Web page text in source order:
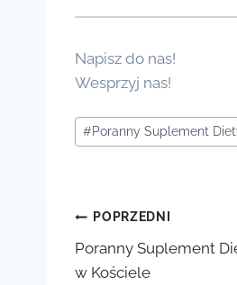
Napisz do nas!
Wesprzyj nas!
Tagi
wpisu:
#Poranny Suplement
Nawigacja
wpisu
POPRZEDNI
Poranny Suplement
w Kościele